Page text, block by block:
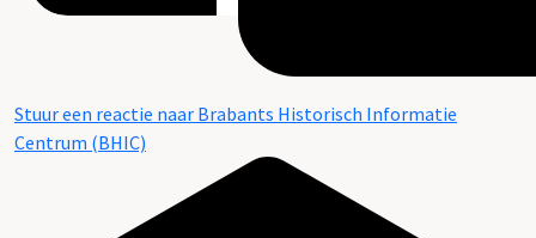
Stuur een reactie naar Brabants Historisch Informatie
Centrum (BHIC)